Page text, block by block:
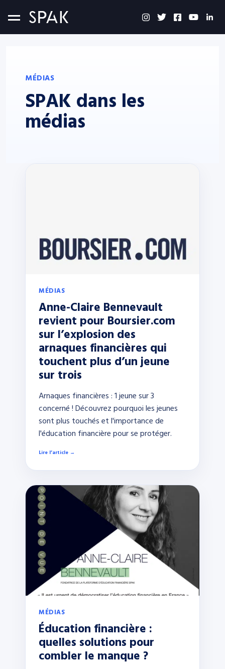
MÉDIAS
SPAK dans les
médias
MÉDIAS
Anne-Claire Bennevault
revient pour Boursier.com
sur l’explosion des
arnaques financières qui
touchent plus d’un jeune
sur trois
Arnaques financières : 1 jeune sur 3
concerné ! Découvrez pourquoi les jeunes
sont plus touchés et l'importance de
l'éducation financière pour se protéger.
Lire l’article →
MÉDIAS
Éducation financière :
quelles solutions pour
combler le manque ?